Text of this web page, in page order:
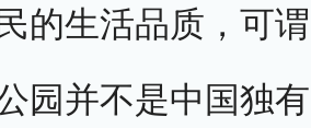
的生活品质，可
并不是中国独有